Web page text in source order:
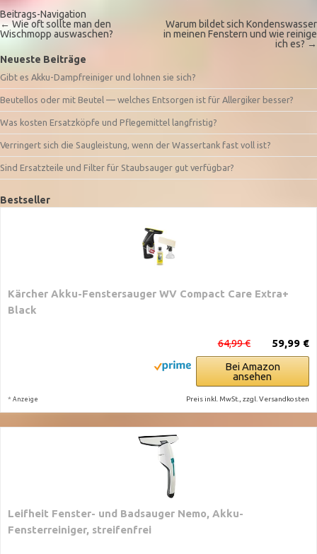
Beitrags-Navigation
← Wie oft sollte man den
Wischmopp auswaschen?
Warum bildet sich Kondenswasser
in meinen Fenstern und wie reinige
ich es? →
Neueste Beiträge
Gibt es Akku-Dampfreiniger und lohnen sie sich?
Beutellos oder mit Beutel — welches Entsorgen ist für Allergiker besser?
Was kosten Ersatzköpfe und Pflegemittel langfristig?
Verringert sich die Saugleistung, wenn der Wassertank fast voll ist?
Sind Ersatzteile und Filter für Staubsauger gut verfügbar?
Bestseller
Kärcher Akku-Fenstersauger WV Compact Care Extra+
Black
59,99 €
64,99 €
Bei Amazon
ansehen
* Anzeige Preis inkl. MwSt., zzgl. Versandkosten
Leifheit Fenster- und Badsauger Nemo, Akku-
Fensterreiniger, streifenfrei